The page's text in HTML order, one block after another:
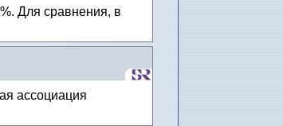
Для сравнения, в
ассоциация